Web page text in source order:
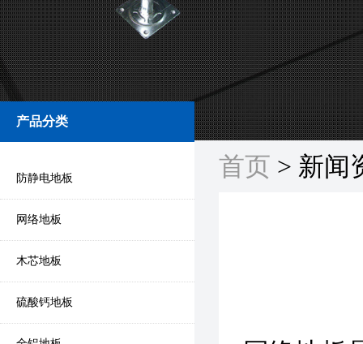
产品分类
防静电地板
网络地板
木芯地板
硫酸钙地板
首页 > 新闻